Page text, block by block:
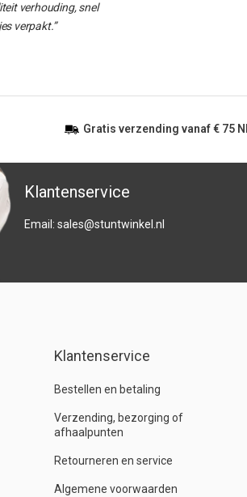
verhouding, snel
verpakt.”
Gratis verzending vanaf€ 75
Klantenservice
Email: sales@stuntwinkel.nl
Klantenservice
Bestellen en betaling
Verzending, bezorging of
afhaalpunten
Retourneren en service
Algemene voorwaarden